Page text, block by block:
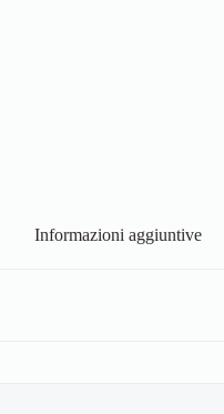
Informazioni aggiuntive